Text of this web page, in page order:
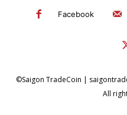
Facebook
©Saigon TradeCoin |
All